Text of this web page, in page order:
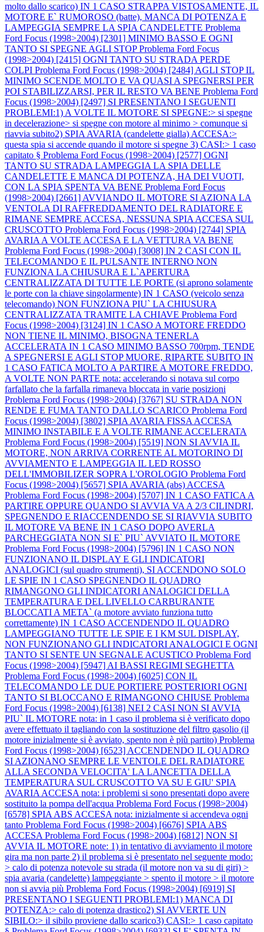
molto dallo scarico) IN 1 CASO STRAPPA VISTOSAMENTE, IL
MOTORE E` RUMOROSO (batte), MANCA DI POTENZA E
LAMPEGGIA SEMPRE LA SPIA CANDELETTE Problema
Ford Focus (1998>2004) [2301] MINIMO BASSO E OGNI
TANTO SI SPEGNE AGLI STOPProblema Ford Focus
(1998>2004) [2415] OGNI TANTO SU STRADA PERDE
COLPI Problema Ford Focus (1998>2004) [2484] AGLI STOP IL
MINIMO SCENDE MOLTO E VA QUASI A SPEGNERSI PER
POI STABILIZZARSI, PER IL RESTO VA BENE Problema Ford
Focus (1998>2004) [2497] SI PRESENTANO I SEGUENTI
PROBLEMI:1) A VOLTE IL MOTORE SI SPEGNE:> si spegne
in decelerazione> si spegne con motore al minimo > comunque si
riavvia subito2) SPIA AVARIA (candelette gialla) ACCESA:>
questa spia si accende quando il motore si spegne 3) CASI:> 1 caso
capitato § Problema Ford Focus (1998>2004) [2577] OGNI
TANTO SU STRADA LAMPEGGIA LA SPIA DELLE
CANDELETTE E MANCA DI POTENZA, HA DEI VUOTI,
CON LA SPIA SPENTA VA BENE Problema Ford Focus
(1998>2004) [2661] AVVIANDO IL MOTORE SI AZIONA LA
VENTOLA DI RAFFREDDAMENTO DEL RADIATORE E
RIMANE SEMPRE ACCESA, NESSUNA SPIA ACCESA SUL
CRUSCOTTO Problema Ford Focus (1998>2004) [2744] SPIA
AVARIA A VOLTE ACCESA E LA VETTURA VA BENE
Problema Ford Focus (1998>2004) [3008] IN 2 CASI CON IL
TELECOMANDO E IL PULSANTE INTERNO NON
FUNZIONA LA CHIUSURA E L`APERTURA
CENTRALIZZATA DI TUTTE LE PORTE (si aprono solamente
le porte con la chiave singolarmente) IN 1 CASO (veicolo senza
telecomando) NON FUNZIONA PIU` LA CHIUSURA
CENTRALIZZATA TRAMITE LA CHIAVE Problema Ford
Focus (1998>2004) [3124] IN 1 CASO A MOTORE FREDDO
NON TIENE IL MINIMO, BISOGNA TENERLA
ACCELERATA IN 1 CASO MINIMO BASSO 700rpm, TENDE
A SPEGNERSI E AGLI STOP MUORE, RIPARTE SUBITO IN
1 CASO FATICA MOLTO A PARTIRE A MOTORE FREDDO,
A VOLTE NON PARTE nota: accelerando si notava sul corpo
farfallato che la farfalla rimaneva bloccata in varie posizioni
Problema Ford Focus (1998>2004) [3767] SU STRADA NON
RENDE E FUMA TANTO DALLO SCARICO Problema Ford
Focus (1998>2004) [3802] SPIA AVARIA FISSA ACCESA
MINIMO INSTABILE E A VOLTE RIMANE ACCELERATA
Problema Ford Focus (1998>2004) [5519] NON SI AVVIA IL
MOTORE, NON ARRIVA CORRENTE AL MOTORINO DI
AVVIAMENTO E LAMPEGGIA IL LED ROSSO
DELL'IMMOBILIZER SOPRA L'OROLOGIO Problema Ford
Focus (1998>2004) [5657] SPIA AVARIA (abs) ACCESA
Problema Ford Focus (1998>2004) [5707] IN 1 CASO FATICA A
PARTIRE OPPURE QUANDO SI AVVIA VA A 2/3 CILINDRI,
SPEGNENDO E RIACCENDENDO SE SI RIAVVIA SUBITO
IL MOTORE VA BENE IN 1 CASO DOPO AVERLA
PARCHEGGIATA NON SI E` PIU` AVVIATO IL MOTORE
Problema Ford Focus (1998>2004) [5796] IN 1 CASO NON
FUNZIONANO IL DISPLAY E GLI INDICATORI
ANALOGICI (sul quadro strumenti), SI ACCENDONO SOLO
LE SPIE IN 1 CASO SPEGNENDO IL QUADRO
RIMANGONO GLI INDICATORI ANALOGICI DELLA
TEMPERATURA E DEL LIVELLO CARBURANTE
BLOCCATI A META` (a motore avviato funziona tutto
correttamente) IN 1 CASO ACCENDENDO IL QUADRO
LAMPEGGIANO TUTTE LE SPIE E I KM SUL DISPLAY,
NON FUNZIONANO GLI INDICATORI ANALOGICI E OGNI
TANTO SI SENTE UN SEGNALE ACUSTICO Problema Ford
Focus (1998>2004) [5947] AI BASSI REGIMI SEGHETTA
Problema Ford Focus (1998>2004) [6025] CON IL
TELECOMANDO LE DUE PORTIERE POSTERIORI OGNI
TANTO SI BLOCCANO E RIMANGONO CHIUSE Problema
Ford Focus (1998>2004) [6138] NEI 2 CASI NON SI AVVIA
PIU` IL MOTORE nota: in 1 caso il problema si è verificato dopo
avere effettuato il tagliando con la sostituzione del filtro gasolio (il
motore inizialmente si è avviato, spento non è più partito) Problema
Ford Focus (1998>2004) [6523] ACCENDENDO IL QUADRO
SI AZIONANO SEMPRE LE VENTOLE DEL RADIATORE
ALLA SECONDA VELOCITA' LA LANCETTA DELLA
TEMPERATURA SUL CRUSCOTTO VA SU E GIU' SPIA
AVARIA ACCESA nota: i problemi si sono presentati dopo avere
sostituito la pompa dell'acqua Problema Ford Focus (1998>2004)
[6578] SPIA ABS ACCESA nota: inizialmente si accendeva ogni
tanto Problema Ford Focus (1998>2004) [6676] SPIA ABS
ACCESA Problema Ford Focus (1998>2004) [6812] NON SI
AVVIA IL MOTORE note: 1) in tentativo di avviamento il motore
gira ma non parte 2) il problema si è presentato nel seguente modo:
> calo di potenza notevole su strada (il motore non va su di giri) >
spia avaria (candelette) lampeggiante > spento il motore > il motore
non si avvia più Problema Ford Focus (1998>2004) [6919] SI
PRESENTANO I SEGUENTI PROBLEMI:1) MANCA DI
POTENZA:> calo di potenza drastico2) SI AVVERTE UN
SIBILO:> il sibilo proviene dallo scarico3) CASI:> 1 caso capitato